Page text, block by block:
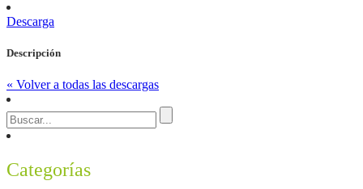
Descarga
Descripción
« Volver a todas las descargas
Categorías